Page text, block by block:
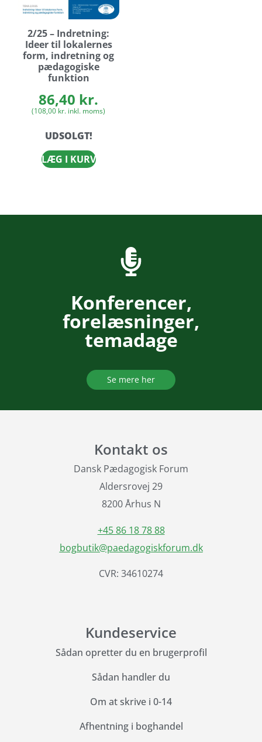
2/25 – Indretning:
Ideer til lokalernes
form, indretning og
pædagogiske
funktion
86,40 kr.
(108,00 kr. inkl. moms)
UDSOLGT!
LÆG I KURV
Konferencer,
forelæsninger,
temadage
Se mere her
Kontakt os
Dansk Pædagogisk Forum
Aldersrovej 29
8200 Århus N
+45 86 18 78 88
bogbutik@paedagogiskforum.dk
CVR: 34610274
Kundeservice
Sådan opretter du en brugerprofil
Sådan handler du
Om at skrive i 0-14
Afhentning i boghandel